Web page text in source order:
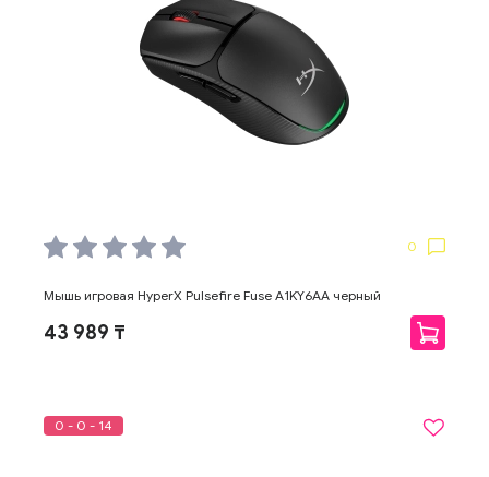
0
Мышь игровая HyperX Pulsefire Fuse A1KY6AA черный
43 989 ₸
0 - 0 - 14